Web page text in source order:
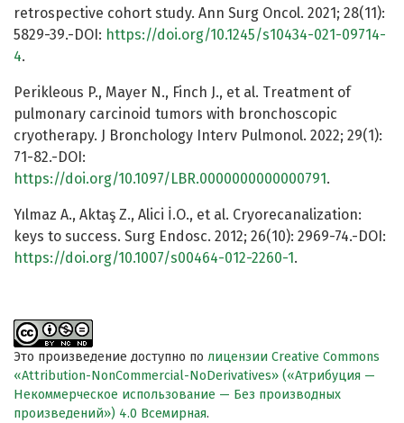
retrospective cohort study. Ann Surg Oncol. 2021; 28(11):
5829-39.-DOI: https://doi.org/10.1245/s10434-021-09714-
4.
Perikleous P., Mayer N., Finch J., et al. Treatment of
pulmonary carcinoid tumors with bronchoscopic
cryotherapy. J Bronchology Interv Pulmonol. 2022; 29(1):
71-82.-DOI:
https://doi.org/10.1097/LBR.0000000000000791 .
Yılmaz A., Aktaş Z., Alici İ.O., et al. Cryorecanalization:
keys to success. Surg Endosc. 2012; 26(10): 2969-74.-DOI:
https://doi.org/10.1007/s00464-012-2260-1 .
Это произведение доступно по лицензии Creative Commons
«Attribution-NonCommercial-NoDerivatives» («Атрибуция —
Некоммерческое использование — Без производных
произведений») 4.0 Всемирная.